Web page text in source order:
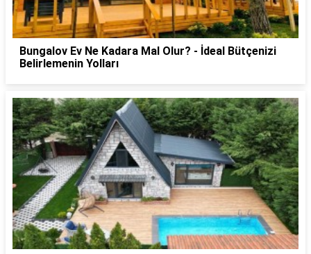
Bungalov Ev Ne Kadara Mal Olur? - İdeal Bütçenizi
Belirlemenin Yolları